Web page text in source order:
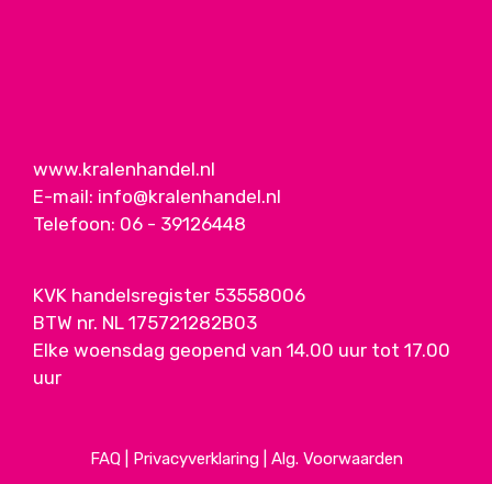
www.kralenhandel.nl
E-mail: info@kralenhandel.nl
Telefoon: 06 - 39126448
KVK handelsregister 53558006
BTW nr. NL 175721282B03
Elke woensdag geopend van 14.00 uur tot 17.00
uur
FAQ| Privacyverklaring| Alg. Voorwaarden